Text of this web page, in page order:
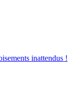
inattendus !